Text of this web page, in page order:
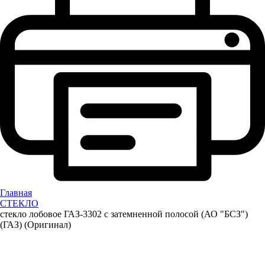
Главная
СТЕКЛО
стекло лобовое ГАЗ-3302 с затемненной полосой (АО "БСЗ")
(ГАЗ) (Оригинал)